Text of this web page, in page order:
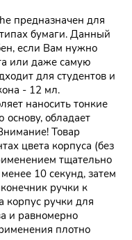
предназначен для
бумаги. Данный
если Вам нужно
или даже самую
для студентов и
- 12 мл.
наносить тонкие
обладает
Товар
цвета корпуса (без
тщательно
10 секунд, затем
ручки к
корпус ручки для
и равномерно
плотно